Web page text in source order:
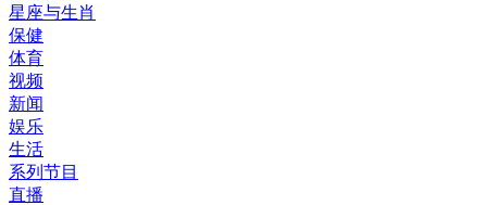
星座与生肖
保健
体育
视频
新闻
娱乐
生活
系列节目
直播